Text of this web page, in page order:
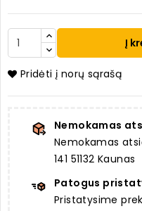
Į
Pridėti į norų sąrašą
Nemokamas
Nemokamas
141 51132 Kaunas
Patogus
Pristatysime